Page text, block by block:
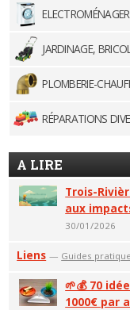
ELECTROMÉNAGER
JARDINAGE,
PLOMBERIE-
RÉPARATIONS
A LIRE
Trois-
aux
30/01/2026
Liens — Guides
🌱💰 70
1000€ par